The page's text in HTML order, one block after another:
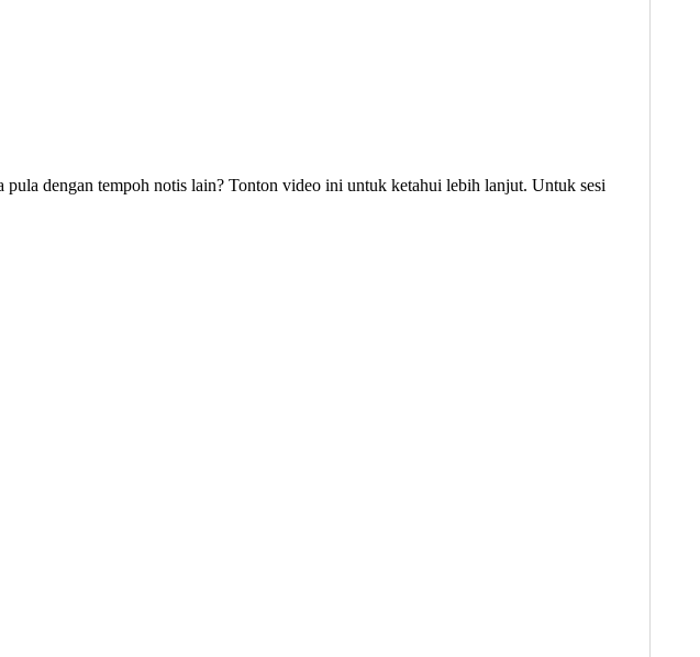
dengan tempoh notis lain? Tonton video ini untuk ketahui lebih lanjut. Untuk sesi